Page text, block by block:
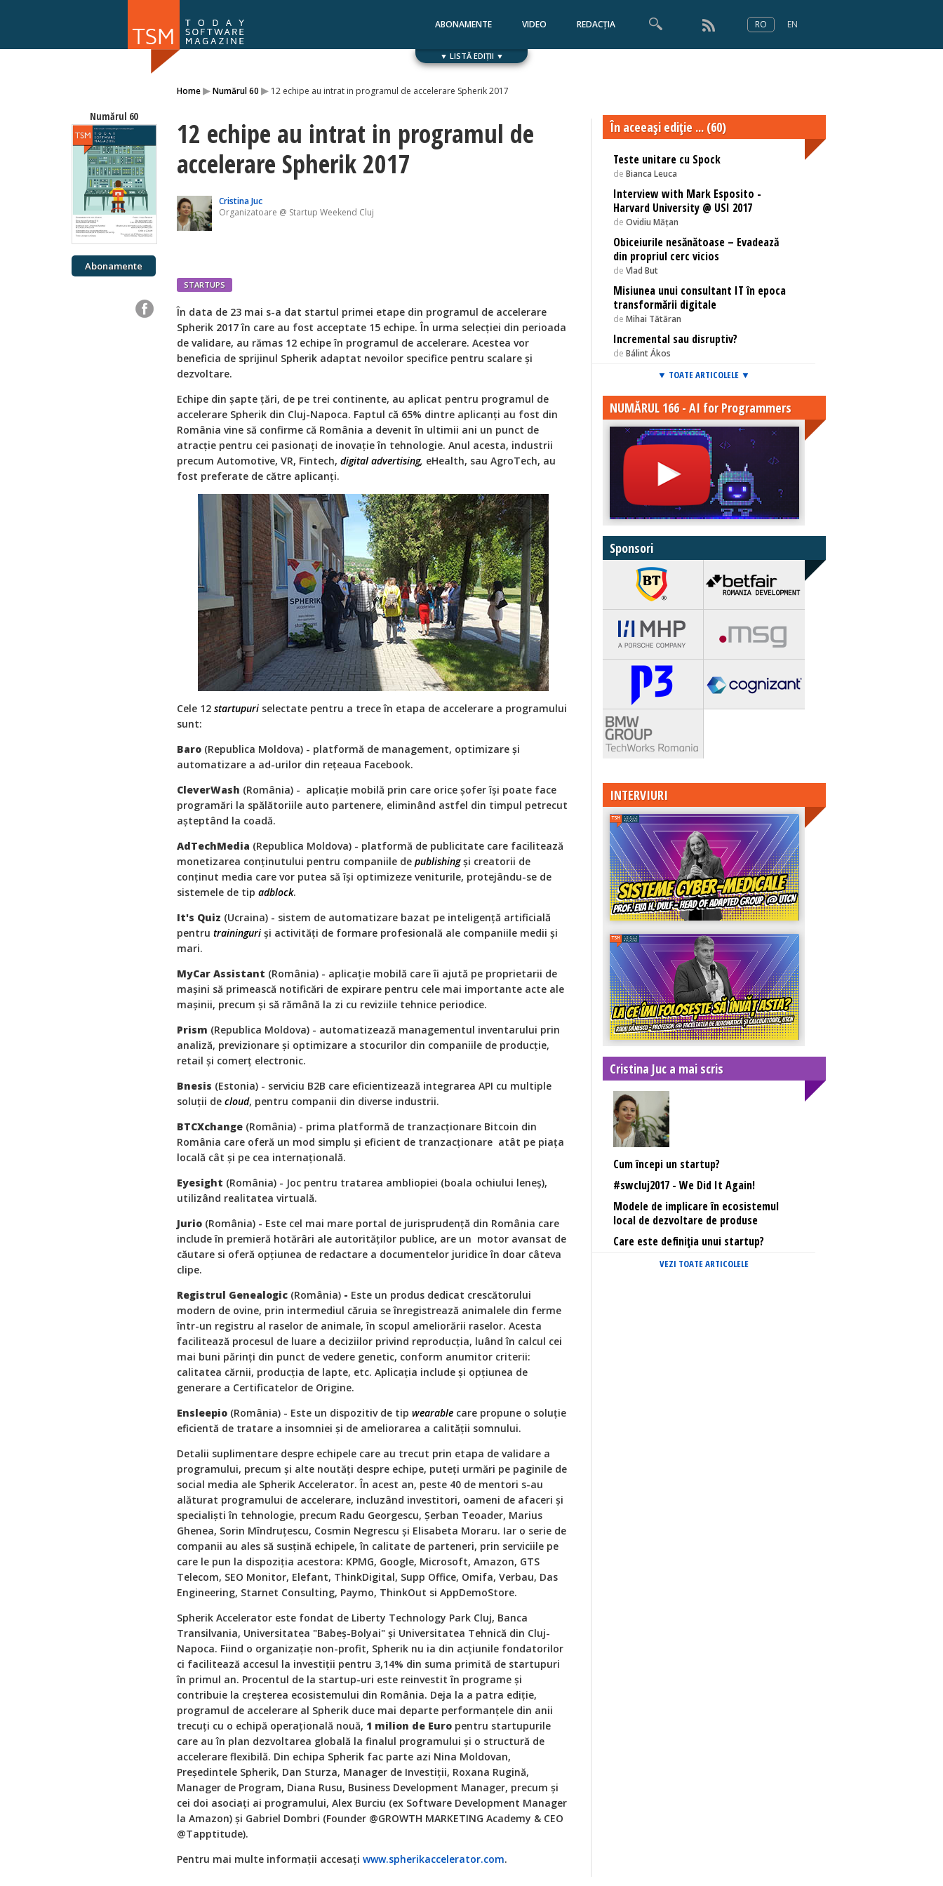
ABONAMENTE VIDEO REDACȚIA RO EN
▼ LISTĂ EDIȚII ▼
Home▸Numărul 60 ▸ 12 echipe au intrat in programul de accelerare Spherik 2017
Numărul 60
Abonamente
12 echipe au intrat in programul de
accelerare Spherik 2017
Cristina Juc
Organizatoare @ Startup Weekend Cluj
STARTUPS
În data de 23 mai s-a dat startul primei etape din programul de accelerare
Spherik 2017 în care au fost acceptate 15 echipe. În urma selecției din perioada
de validare, au rămas 12 echipe în programul de accelerare. Acestea vor
beneficia de sprijinul Spherik adaptat nevoilor specifice pentru scalare și
dezvoltare.
Echipe din șapte țări, de pe trei continente, au aplicat pentru programul de
accelerare Spherik din Cluj-Napoca. Faptul că 65% dintre aplicanți au fost din
România vine să confirme că România a devenit în ultimii ani un punct de
atracție pentru cei pasionați de inovație în tehnologie. Anul acesta, industrii
precum Automotive, VR, Fintech, digital advertising, eHealth, sau AgroTech, au
fost preferate de către aplicanți.
Cele 12 startupuri selectate pentru a trece în etapa de accelerare a programului
sunt:
Baro (Republica Moldova) - platformă de management, optimizare și
automatizare a ad-urilor din rețeaua Facebook.
CleverWash (România) - aplicație mobilă prin care orice șofer își poate face
programări la spălătoriile auto partenere, eliminând astfel din timpul petrecut
așteptând la coadă.
AdTechMedia (Republica Moldova) - platformă de publicitate care facilitează
monetizarea conținutului pentru companiile de publishingși creatorii de
conținut media care vor putea să își optimizeze veniturile, protejându-se de
sistemele de tip adblock.
It's Quiz (Ucraina) - sistem de automatizare bazat pe inteligență artificială
pentru traininguri și activități de formare profesională ale companiile medii și
mari.
MyCar Assistant (România) - aplicație mobilă care îi ajută pe proprietarii de
mașini să primească notificări de expirare pentru cele mai importante acte ale
mașinii, precum și să rămână la zi cu reviziile tehnice periodice.
Prism (Republica Moldova) - automatizează managementul inventarului prin
analiză, previzionare și optimizare a stocurilor din companiile de producție,
retail și comerț electronic.
Bnesis (Estonia) - serviciu B2B care eficientizează integrarea API cu multiple
soluții de cloud, pentru companii din diverse industrii.
BTCXchange (România) - prima platformă de tranzacționare Bitcoin din
România care oferă un mod simplu și eficient de tranzacționare atât pe piața
locală cât și pe cea internațională.
Eyesight (România) - Joc pentru tratarea ambliopiei (boala ochiului leneș),
utilizând realitatea virtuală.
Jurio (România) - Este cel mai mare portal de jurisprudență din România care
include în premieră hotărâri ale autorităților publice, are un motor avansat de
căutare si oferă opțiunea de redactare a documentelor juridice în doar câteva
clipe.
Registrul Genealogic (România) - Este un produs dedicat crescătorului
modern de ovine, prin intermediul căruia se înregistrează animalele din ferme
într-un registru al raselor de animale, în scopul ameliorării raselor. Acesta
facilitează procesul de luare a deciziilor privind reproducția, luând în calcul cei
mai buni părinți din punct de vedere genetic, conform anumitor criterii:
calitatea cărnii, producția de lapte, etc. Aplicația include și opțiunea de
generare a Certificatelor de Origine.
Ensleepio (România) - Este un dispozitiv de tip wearable care propune o soluție
eficientă de tratare a insomniei și de ameliorarea a calității somnului.
Detalii suplimentare despre echipele care au trecut prin etapa de validare a
programului, precum și alte noutăți despre echipe, puteți urmări pe paginile de
social media ale Spherik Accelerator. În acest an, peste 40 de mentori s-au
alăturat programului de accelerare, incluzând investitori, oameni de afaceri și
specialiști în tehnologie, precum Radu Georgescu, Șerban Teoader, Marius
Ghenea, Sorin Mîndruțescu, Cosmin Negrescu și Elisabeta Moraru. Iar o serie de
companii au ales să susțină echipele, în calitate de parteneri, prin serviciile pe
care le pun la dispoziția acestora: KPMG, Google, Microsoft, Amazon, GTS
Telecom, SEO Monitor, Elefant, ThinkDigital, Supp Office, Omifa, Verbau, Das
Engineering, Starnet Consulting, Paymo, ThinkOut si AppDemoStore.
Spherik Accelerator este fondat de Liberty Technology Park Cluj, Banca
Transilvania, Universitatea "Babeș-Bolyai" și Universitatea Tehnică din Cluj-
Napoca. Fiind o organizație non-profit, Spherik nu ia din acțiunile fondatorilor
ci facilitează accesul la investiții pentru 3,14% din suma primită de startupuri
în primul an. Procentul de la startup-uri este reinvestit în programe și
contribuie la creșterea ecosistemului din România. Deja la a patra ediție,
programul de accelerare al Spherik duce mai departe performanțele din anii
trecuți cu o echipă operațională nouă, 1 milion de Euro pentru startupurile
care au în plan dezvoltarea globală la finalul programului și o structură de
accelerare flexibilă. Din echipa Spherik fac parte azi Nina Moldovan,
Președintele Spherik, Dan Sturza, Manager de Investiții, Roxana Rugină,
Manager de Program, Diana Rusu, Business Development Manager, precum și
cei doi asociați ai programului, Alex Burciu (ex Software Development Manager
la Amazon) și Gabriel Dombri (Founder @GROWTH MARKETING Academy & CEO
@Tapptitude).
Pentru mai multe informații accesați www.spherikaccelerator.com.
În aceeaşi ediţie ... (60)
Teste unitare cu Spock
de Bianca Leuca
Interview with Mark Esposito -
Harvard University @ USI 2017
de Ovidiu Mățan
Obiceiurile nesănătoase – Evadează
din propriul cerc vicios
de Vlad But
Misiunea unui consultant IT în epoca
transformării digitale
de Mihai Tătăran
Incremental sau disruptiv?
de Bálint Ákos
▼ TOATE ARTICOLELE ▼
NUMĂRUL 166 - AI for Programmers
Sponsori
INTERVIURI
Cristina Juc a mai scris
Cum începi un startup?
#swcluj2017 - We Did It Again!
Modele de implicare în ecosistemul
local de dezvoltare de produse
Care este definiția unui startup?
VEZI TOATE ARTICOLELE